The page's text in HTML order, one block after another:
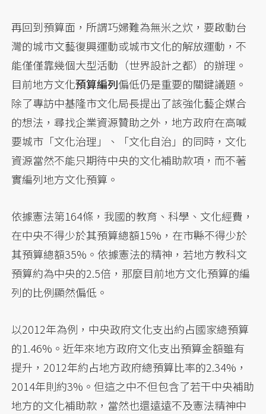
再回到預算面，所謂巧婦難為無米之炊，要啟動台
灣的城市文藝復興運動或城市文化的解放運動，不
能僅僅靠幾個大型活動（世界設計之都）的辦理。
目前地方文化預算編列偏低仍是重要的關鍵議題。
除了專訪中基隆市文化局長提出了該強化藝企媒合
的想法，尋找企業資源贊助之外，地方政府在高喊
要城市「文化治理」、「文化自治」的同時，文化
資源當然不能只期待中央的文化補助款項，而不著
實編列地方文化預算。
依據憲法第164條，我國的教育、科學、文化經費，
在中央不得少於其預算總額15%，在市縣不得少於
其預算總額35%。依據憲法的精神，若地方教科文
預算約為中央的2.5倍，那麼目前地方文化預算的編
列的比例顯然偏低。
以2012年為例，中央政府文化支出約占國家總預算
的1.46%。近年來地方政府文化支出預算金額雖有
提升，2012年約占地方政府總預算比率的2.34%，
2014年則約3%。但這之中不但包含了若干中央補助
地方的文化補助款，當然也還遠遠不及憲法精神中